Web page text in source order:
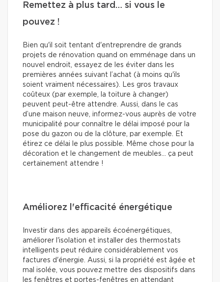
Remettez à plus tard… si vous le
pouvez !
Bien qu'il soit tentant d'entreprendre de grands
projets de rénovation quand on emménage dans un
nouvel endroit, essayez de les éviter dans les
premières années suivant l’achat (à moins qu'ils
soient vraiment nécessaires). Les gros travaux
coûteux (par exemple, la toiture à changer)
peuvent peut-être attendre. Aussi, dans le cas
d’une maison neuve, informez-vous auprès de votre
municipalité pour connaître le délai imposé pour la
pose du gazon ou de la clôture, par exemple. Et
étirez ce délai le plus possible. Même chose pour la
décoration et le changement de meubles… ça peut
certainement attendre !
Améliorez l'efficacité énergétique
Investir dans des appareils écoénergétiques,
améliorer l'isolation et installer des thermostats
intelligents peut réduire considérablement vos
factures d'énergie. Aussi, si la propriété est âgée et
mal isolée, vous pouvez mettre des dispositifs dans
les fenêtres et portes-fenêtres en attendant